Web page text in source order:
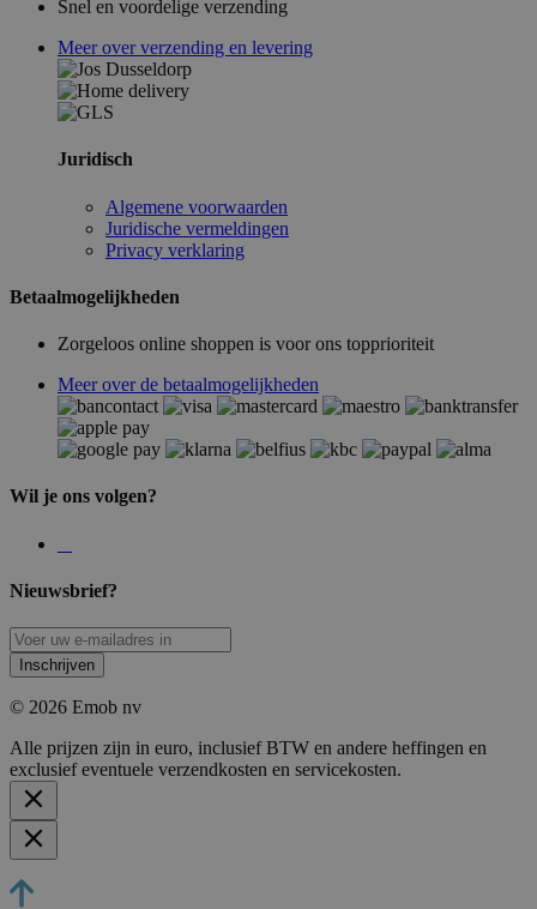
Snel en voordelige verzending
Meer over verzending en levering
Juridisch
Algemene voorwaarden
Juridische vermeldingen
Privacy verklaring
Betaalmogelijkheden
Zorgeloos online shoppen is voor ons topprioriteit
Meer over de betaalmogelijkheden
Wil je ons volgen?
Nieuwsbrief?
Inschrijven
© 2026 Emob nv
Alle prijzen zijn in euro, inclusief BTW en andere heffingen en
exclusief eventuele verzendkosten en servicekosten.